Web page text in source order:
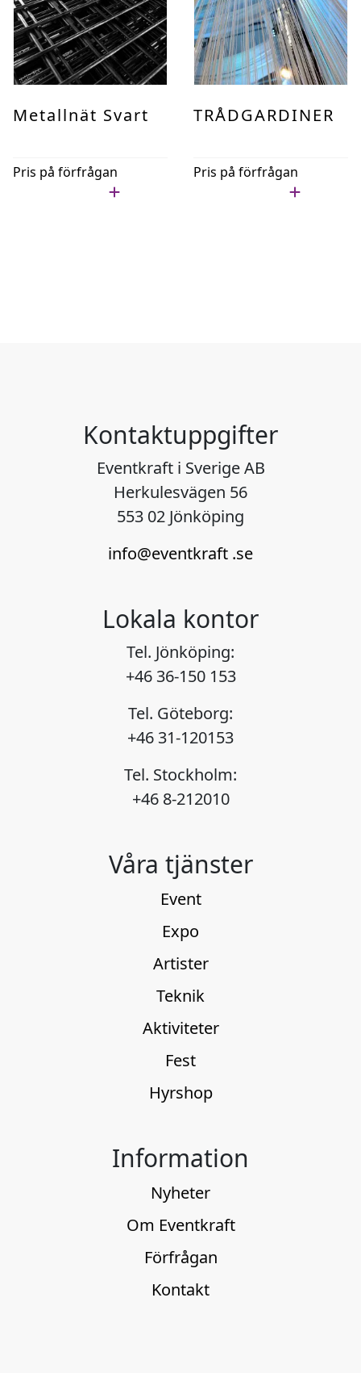
Metallnät Svart
Pris på förfrågan
TRÅDGARDINER
Pris på förfrågan
Kontaktuppgifter
Eventkraft i Sverige AB
Herkulesvägen 56
553 02 Jönköping
info@eventkraft .se
Lokala kontor
Tel. Jönköping:
+46 36-150 153
Tel. Göteborg:
+46 31-120153
Tel. Stockholm:
+46 8-212010
Våra tjänster
Event
Expo
Artister
Teknik
Aktiviteter
Fest
Hyrshop
Information
Nyheter
Om Eventkraft
Förfrågan
Kontakt